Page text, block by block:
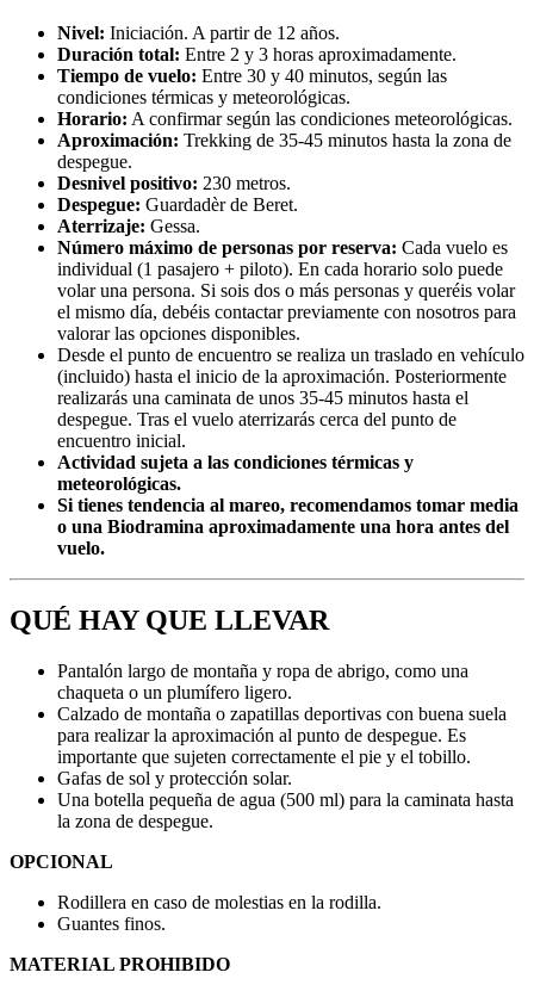
Nivel: Iniciación. A partir de 12 años.
Duración total: Entre 2 y 3 horas aproximadamente.
Tiempo de vuelo: Entre 30 y 40 minutos, según las
condiciones térmicas y meteorológicas.
Horario: A confirmar según las condiciones meteorológicas.
Aproximación: Trekking de 35-45 minutos hasta la zona de
despegue.
Desnivel positivo: 230 metros.
Despegue: Guardadèr de Beret.
Aterrizaje: Gessa.
Número máximo de personas por reserva: Cada vuelo es
individual (1 pasajero + piloto). En cada horario solo puede
volar una persona. Si sois dos o más personas y queréis volar
el mismo día, debéis contactar previamente con nosotros para
valorar las opciones disponibles.
Desde el punto de encuentro se realiza un traslado en vehículo
(incluido) hasta el inicio de la aproximación. Posteriormente
realizarás una caminata de unos 35-45 minutos hasta el
despegue. Tras el vuelo aterrizarás cerca del punto de
encuentro inicial.
Actividad sujeta a las condiciones térmicas y
meteorológicas.
Si tienes tendencia al mareo, recomendamos tomar media
o una Biodramina aproximadamente una hora antes del
vuelo.
QUÉ HAY QUE LLEVAR
Pantalón largo de montaña y ropa de abrigo, como una
chaqueta o un plumífero ligero.
Calzado de montaña o zapatillas deportivas con buena suela
para realizar la aproximación al punto de despegue. Es
importante que sujeten correctamente el pie y el tobillo.
Gafas de sol y protección solar.
Una botella pequeña de agua (500 ml) para la caminata hasta
la zona de despegue.
OPCIONAL
Rodillera en caso de molestias en la rodilla.
Guantes finos.
MATERIAL PROHIBIDO